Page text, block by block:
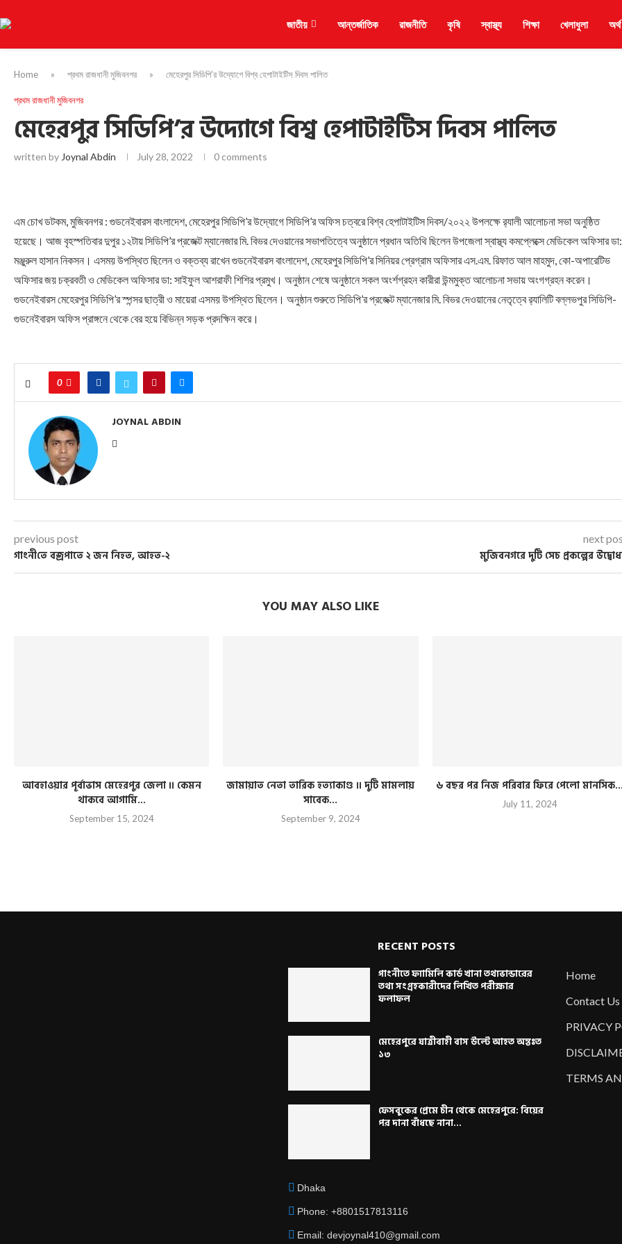
জাতীয় আন্তর্জাতিক রাজনীতি কৃষি স্বাস্থ্য শিক্ষা খেলাধুলা
Home » প্রথম রাজধানী মুজিবনগর » মেহেরপুর সিডিপি’র উদ্যোগে বিশ্ব হেপাটাইটিস দিবস পালিত
প্রথম রাজধানী মুজিবনগর
মেহেরপুর সিডিপি’র উদ্যোগে বিশ্ব হেপাটাইটিস দিবস পালিত
written by Joynal Abdin July 28, 2022 0 comments
এম চোখ ডটকম, মুজিবনগর : গুডনেইবারস বাংলাদেশ, মেহেরপুর সিডিপি’র উদ্যোগে সিডিপি’র অফিস চত্বরে বিশ্ব হেপাটাইটিস দিবস/২০২২ উপলক্ষে র‌্যালী আলোচনা সভা অনুষ্ঠিত
হয়েছে। আজ বৃহস্পতিবার দুপুর ১২টায় সিডিপি’র প্রজেক্ট ম্যানেজার মি. বিভর দেওয়ানের সভাপতিত্বে অনুষ্ঠানে প্রধান অতিথি ছিলেন উপজেলা স্বাস্থ্য কমপ্লেক্সে মেডিকেল অফিসার ডা:
মঞ্জুরুল হাসান নিকসন। এসময় উপস্থিত ছিলেন ও বক্তব্য রাখেন গুডনেইবারস বাংলাদেশ, মেহেরপুর সিডিপি’র সিনিয়র প্রেগ্রাম অফিসার এস.এম. রিফাত আল মাহমুদ, কো-অপারেটিভ
অফিসার জয় চক্রবতী ও মেডিকেল অফিসার ডা: সাইফুল আশরাফী শিশির প্রমুখ। অনুষ্ঠান শেষে অনুষ্ঠানে সকল অংর্শগ্রহন কারীরা উন্মমুক্ত আলোচনা সভায় অংগগ্রহন করেন।
গুডনেইবারস মেহেরপুর সিডিপি’র স্পন্সর ছাত্রী ও মায়েরা এসময় উপস্থিত ছিলেন। অনুষ্ঠান শুরুতে সিডিপি’র প্রজেক্ট ম্যানেজার মি. বিভর দেওয়ানের নেতৃত্বে র‌্যালিটি বল্লভপুর সিডিপি-
গুডনেইবারস অফিস প্রাঙ্গনে থেকে বের হয়ে বিভিন্ন সড়ক প্রদক্ষিন করে।
0
JOYNAL ABDIN
previous post
গাংনী‌তে বজ্রপাতে ২ জন নিহত, আহত-২
next
মুজিবনগরে দুটি সেচ প্রকল্পের
YOU MAY ALSO LIKE
আবহাওয়ার পূর্বাভাস মেহেরপুর জেলা ।। কেমন
থাকবে আগামি...
September 15, 2024
জামায়াত নেতা তারিক হত্যাকাণ্ড ।। দুটি মামলায়
সাবেক...
September 9, 2024
৬ বছর পর নিজ পরিবার ফিরে পেলো মানসিক...
July 11, 2024
RECENT POSTS
গাংনীতে ফ্যামিলি কার্ড খানা তথ্যভান্ডারের
তথ্য সংগ্রহকারীদের লিখিত পরীক্ষার
ফলাফল
মেহেরপুরে যাত্রীবাহী বাস উল্টে আহত অন্তঃত
১৩
ফেসবুকের প্রেমে চীন থেকে মেহেরপুরে: বিয়ের
পর দানা বাঁধছে নানা...
Dhaka
Phone: +8801517813116
Email: devjoynal410@gmail.com
Home
Contact Us
PRIVACY
TERMS